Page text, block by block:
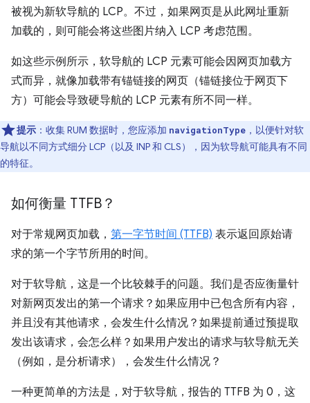
被视为新软导航的 LCP。不过，如果网页是从此网址重新
加载的，则可能会将这些图片纳入 LCP 考虑范围。
如这些示例所示，软导航的 LCP 元素可能会因网页加载方
式而异，就像加载带有锚链接的网页（锚链接位于网页下
方）可能会导致硬导航的 LCP 元素有所不同一样。
提示 ：收集 RUM 数据时，您应添加 navigationType ，以便针对软
导航以不同方式细分 LCP（以及 INP 和 CLS），因为软导航可能具有不同
的特征。
如何衡量 TTFB？
对于常规网页加载， 第一字节时间 (TTFB) 表示返回原始请
求的第一个字节所用的时间。
对于软导航，这是一个比较棘手的问题。我们是否应衡量针
对新网页发出的第一个请求？如果应用中已包含所有内容，
并且没有其他请求，会发生什么情况？如果提前通过预提取
发出该请求，会怎么样？如果用户发出的请求与软导航无关
（例如，是分析请求），会发生什么情况？
一种更简单的方法是，对于软导航，报告的 TTFB 为 0，这